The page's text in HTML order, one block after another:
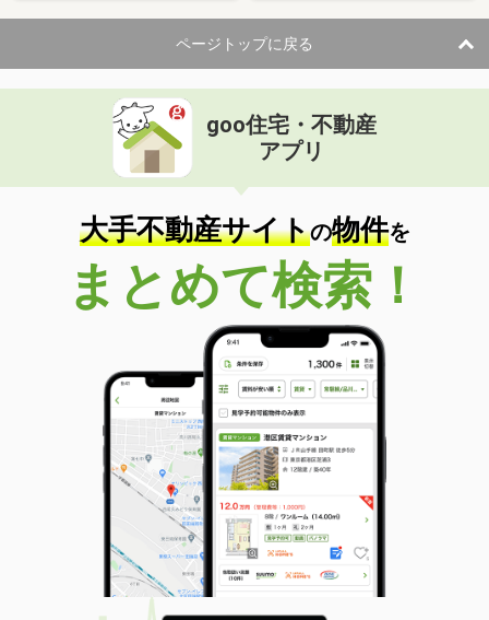
ページトップに戻る
goo住宅・不動産
アプリ
大手不動産サイトの物件を
まとめて検索！